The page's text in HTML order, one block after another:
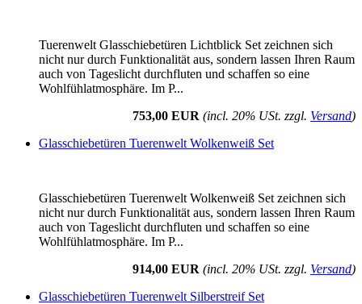
Tuerenwelt Glasschiebetüren Lichtblick Set zeichnen sich
nicht nur durch Funktionalität aus, sondern lassen Ihren Raum
auch von Tageslicht durchfluten und schaffen so eine
Wohlfühlatmosphäre. Im P...
753,00 EUR (incl. 20% USt. zzgl. Versand)
Glasschiebetüren Tuerenwelt Wolkenweiß Set
Glasschiebetüren Tuerenwelt Wolkenweiß Set zeichnen sich
nicht nur durch Funktionalität aus, sondern lassen Ihren Raum
auch von Tageslicht durchfluten und schaffen so eine
Wohlfühlatmosphäre. Im P...
914,00 EUR (incl. 20% USt. zzgl. Versand)
Glasschiebetüren Tuerenwelt Silberstreif Set